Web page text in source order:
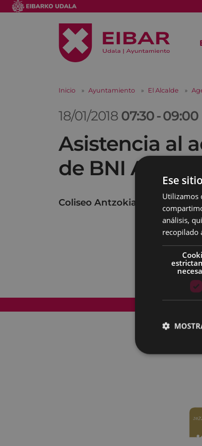
Inicio Ayuntamiento El Alcalde
18/01/2018 07:30-09:00
Asistencia al
de BNI
Coliseo Antzokia
Ese
Utilizamos
análisis,
recopilado